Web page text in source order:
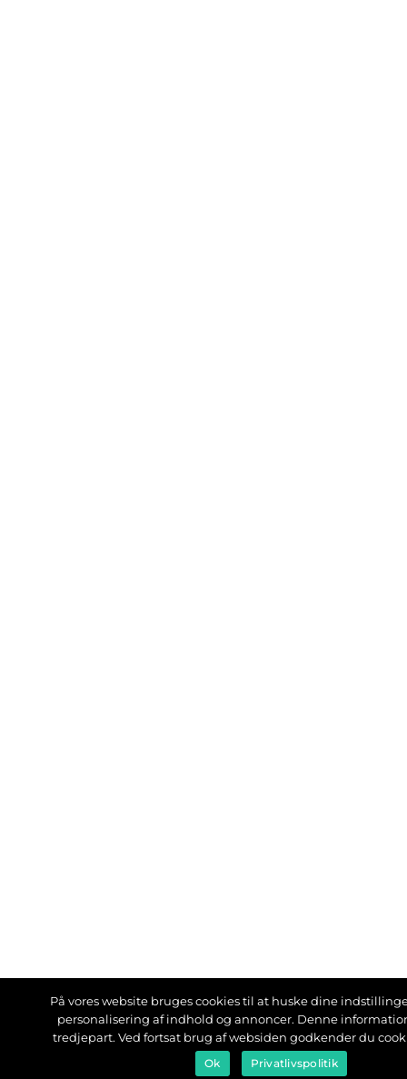
På vores website bruges cookies til at huske dine
personalisering af indhold og annoncer. Denne
tredjepart. Ved fortsat brug af websiden godkender du
Ok Privatlivspolitik